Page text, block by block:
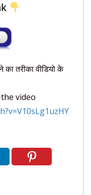
का तरीका वीडियो के
video